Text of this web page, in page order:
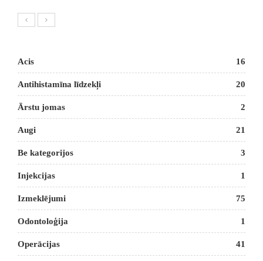
Acis 16
Antihistamīna līdzekļi 20
Ārstu jomas 2
Augi 21
Be kategorijos 3
Injekcijas 1
Izmeklējumi 75
Odontoloģija 1
Operācijas 41